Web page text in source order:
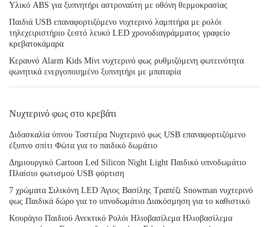
Υλικό ABS για ξυπνητήρι αστροναύτη με οθόνη θερμοκρασίας
Παιδιά USB επαναφορτιζόμενο νυχτερινό λαμπτήρα με ρολόι
τηλεχειριστήριο ζεστό λευκό LED χρονοδιαγράμματος γραφείο
κρεβατοκάμαρα
Κεραυνό Alarm Kids Μίνι νυχτερινό φως ρυθμιζόμενη φωτεινότητα
φωνητικά ενεργοποιημένο ξυπνητήρι με μπαταρία
Νυχτερινό φως στο κρεβάτι
Διδασκαλία ύπνου Τοστιέρα Νυχτερινό φως USB επαναφορτιζόμενο
έξυπνο σπίτι Φώτα για το παιδικό δωμάτιο
Δημιουργικό Cartoon Led Silicon Night Light Παιδικό υπνοδωμάτιο
Πλαίσιο φωτισμού USB φόρτιση
7 χρώματα Σιλικόνη LED Άγιος Βασίλης Τραπέζι Snowman νυχτερινό
φως Παιδικά δώρο για το υπνοδωμάτιο Διακόσμηση για το καθιστικό
Κουράγιο Παιδιού Ανεκτικό Ρολόι Ηλιοβασίλεμα Ηλιοβασίλεμα